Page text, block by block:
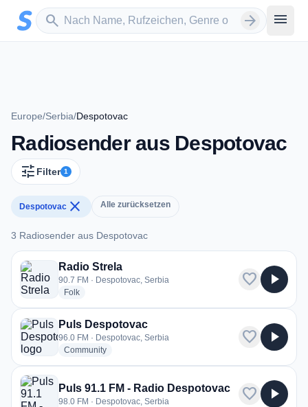
Zum Hauptinhalt springen
search
Sender suchen arrow_forward menu
Europe/Serbia/Despotovac
Radiosender aus Despotovac
tune Filter 1
Despotovac close Alle zurücksetzen
3 Radiosender aus Despotovac
3 Radiosender aus Despotovac
Radio Strela
90.7 FM · Despotovac, Serbia
Folkradio stations
favorite play_arrow
Puls Despotovac
96.0 FM · Despotovac, Serbia
Communityradio stations
favorite play_arrow
Puls 91.1 FM - Radio Despotovac
98.0 FM · Despotovac, Serbia favorite play_arrow